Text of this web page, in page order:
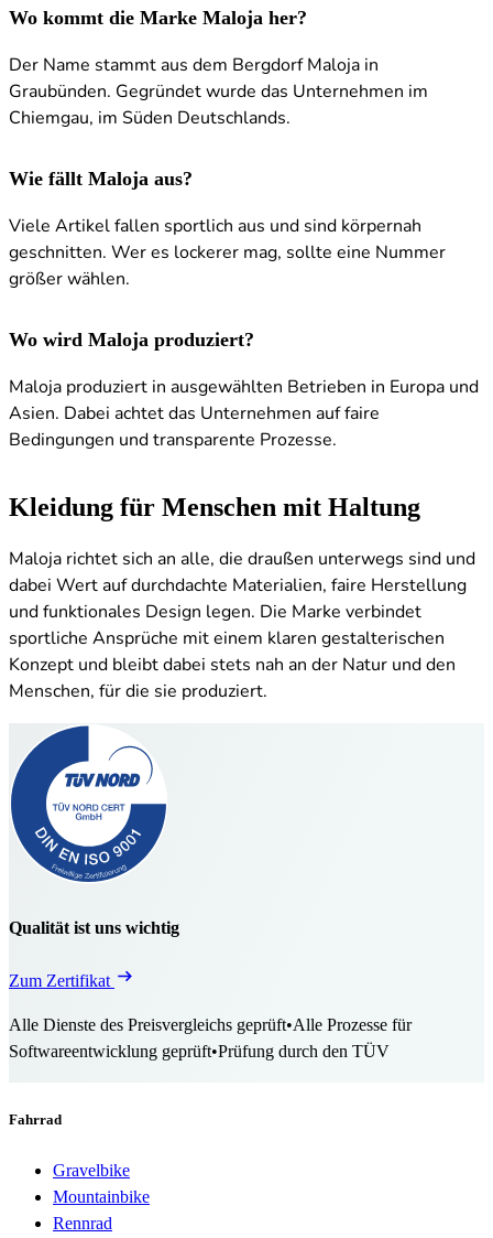
Wo kommt die Marke Maloja her?
Der Name stammt aus dem Bergdorf Maloja in
Graubünden. Gegründet wurde das Unternehmen im
Chiemgau, im Süden Deutschlands.
Wie fällt Maloja aus?
Viele Artikel fallen sportlich aus und sind körpernah
geschnitten. Wer es lockerer mag, sollte eine Nummer
größer wählen.
Wo wird Maloja produziert?
Maloja produziert in ausgewählten Betrieben in Europa und
Asien. Dabei achtet das Unternehmen auf faire
Bedingungen und transparente Prozesse.
Kleidung für Menschen mit Haltung
Maloja richtet sich an alle, die draußen unterwegs sind und
dabei Wert auf durchdachte Materialien, faire Herstellung
und funktionales Design legen. Die Marke verbindet
sportliche Ansprüche mit einem klaren gestalterischen
Konzept und bleibt dabei stets nah an der Natur und den
Menschen, für die sie produziert.
Qualität ist uns wichtig
Zum Zertifikat
Alle Dienste des Preisvergleichs geprüft•Alle Prozesse für
Softwareentwicklung geprüft•Prüfung durch den TÜV
Fahrrad
Gravelbike
Mountainbike
Rennrad